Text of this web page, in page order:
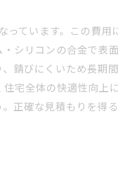
っています。この費用
シリコンの合金で表
錆びにくいため長期
宅全体の快適性向上
正確な見積もりを得